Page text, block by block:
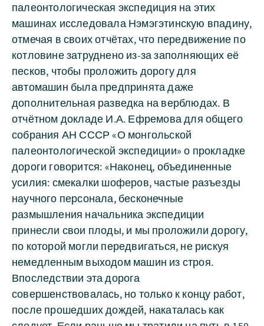
палеонтологическая экспедиция на этих
машинах исследовала Нэмэгэтинскую впадину,
отмечая в своих отчётах, что передвижение по
котловине затруднено из-за заполняющих её
песков, чтобы проложить дорогу для
автомашин была предпринята даже
дополнительная разведка на верблюдах. В
отчётном докладе И.А. Ефремова для общего
собрания АН СССР «О монгольской
палеонтологической экспедиции» о прокладке
дороги говорится: «Наконец, объединенные
усилия: смекалки шоферов, частые разъезды
научного персонала, бесконечные
размышления начальника экспедиции
принесли свои плоды, и мы проложили дорогу,
по которой могли передвигаться, не рискуя
немедленным выходом машин из строя.
Впоследствии эта дорога
совершенствовалась, но только к концу работ,
после прошедших дождей, накаталась как